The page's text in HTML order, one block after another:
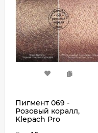
Пигмент 069 -
Розовый коралл,
Klepach Pro